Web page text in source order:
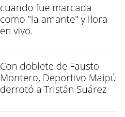
cuando fue marcada
como "la amante" y llora
en vivo.
Con doblete de Fausto
Montero, Deportivo Maipú
derrotó a Tristán Suárez